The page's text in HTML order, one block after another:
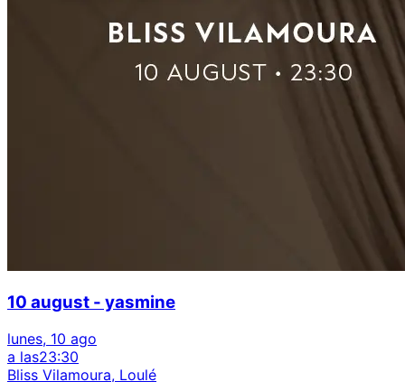
10 august - yasmine
lunes, 10 ago
a las23:30
Bliss Vilamoura, Loulé